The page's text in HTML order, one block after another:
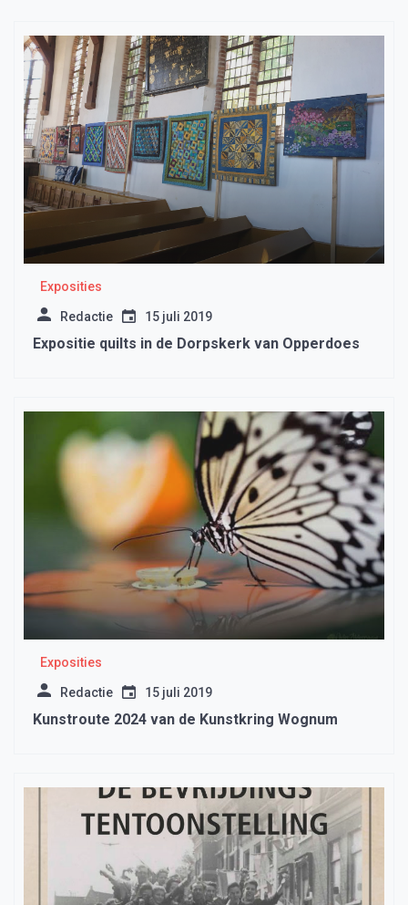
Exposities
Redactie 15 juli 2019
Expositie quilts in de Dorpskerk van Opperdoes
Exposities
Redactie 15 juli 2019
Kunstroute 2024 van de Kunstkring Wognum